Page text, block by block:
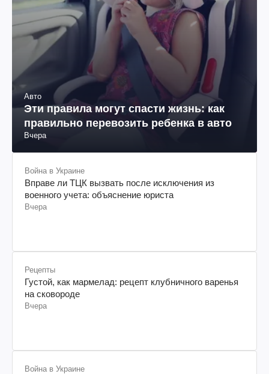
Авто
Эти правила могут спасти жизнь: как
правильно перевозить ребенка в авто
Вчера
Война в Украине
Вправе ли ТЦК вызвать после исключения из
военного учета: объяснение юриста
Вчера
Рецепты
Густой, как мармелад: рецепт клубничного варенья
на сковороде
Вчера
Война в Украине